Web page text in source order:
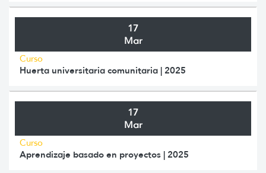
17
Mar
Curso
Huerta universitaria comunitaria | 2025
17
Mar
Curso
Aprendizaje basado en proyectos | 2025